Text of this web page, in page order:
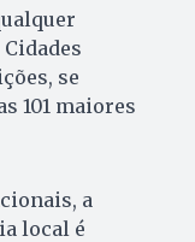
se
101 maiores
a
local é